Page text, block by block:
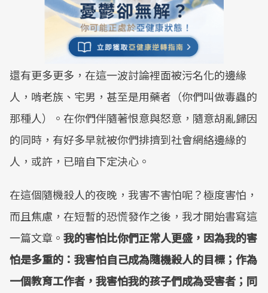
還有更多更多，在這一波討論裡面被污名化的邊緣
人，啃老族、宅男，甚至是用藥者（你們叫做毒蟲的
那種人）。在你們伴隨著恨意與怒意，隨意胡亂歸因
的同時，有好多早就被你們排擠到社會網絡邊緣的
人，或許，已暗自下定決心。
在這個隨機殺人的夜晚，我害不害怕呢？極度害怕，
而且焦慮，在短暫的恐慌發作之後，我才開始書寫這
一篇文章。 我的害怕比你們正常人更盛，因為我的害
怕是多重的：我害怕自己成為隨機殺人的目標；作為
一個教育工作者，我害怕我的孩子們成為受害者；同